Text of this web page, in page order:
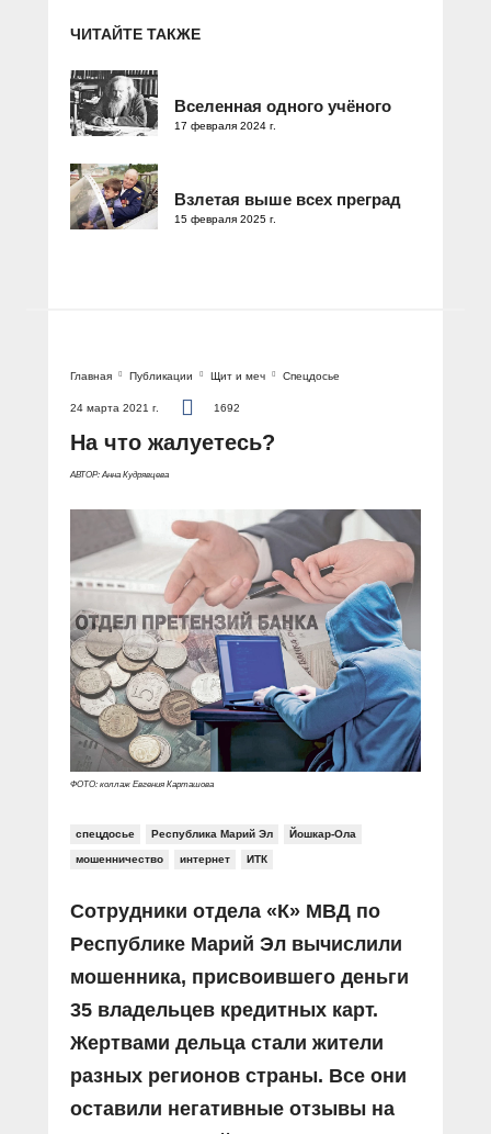
ЧИТАЙТЕ ТАКЖЕ
Вселенная одного учёного
17 февраля 2024 г.
Взлетая выше всех преград
15 февраля 2025 г.
Главная Публикации Щит и меч Спецдосье
24 марта 2021 г. 1692
На что жалуетесь?
АВТОР: Анна Кудрявцева
ФОТО: коллаж Евгения Карташова
спецдосье Республика Марий Эл Йошкар-Ола
мошенничество интернет ИТК
Сотрудники отдела «К» МВД по
Республике Марий Эл вычислили
мошенника, присвоившего деньги
35 владельцев кредитных карт.
Жертвами дельца стали жители
разных регионов страны. Все они
оставили негативные отзывы на